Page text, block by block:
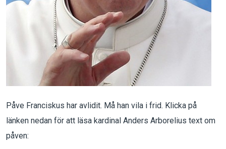
Påve Franciskus har avlidit. Må han vila i frid. Klicka på
länken nedan för att läsa kardinal Anders Arborelius text om
påven: